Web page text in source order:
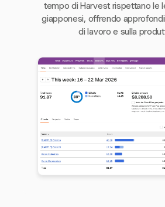
tempo di Harvest rispettano le
giapponesi, offrendo
di lavoro e sulla